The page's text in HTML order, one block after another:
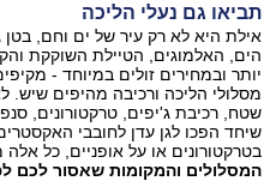
תביאו גם נעלי הליכה
אילת היא לא רק עיר של ים וחם, בטן
הים, האלמוגים, הטיילת השוקקת
יותר ובמחירים זולים במיוחד -
מסלולי הליכה ורכיבה מהיפים
שטח, רכיבת ג'יפים, טרקטורונים,
בטרקטורונים או על אופניים, כל
המסלולים והמקומות שאסור לכם